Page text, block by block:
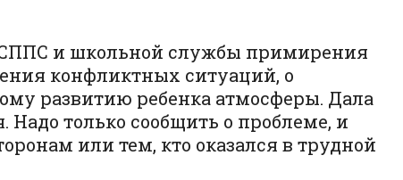
и школьной службы примирения
конфликтных ситуаций, о
развитию ребенка атмосферы. Дала
только сообщить о проблеме, и
или тем, кто оказался в трудной